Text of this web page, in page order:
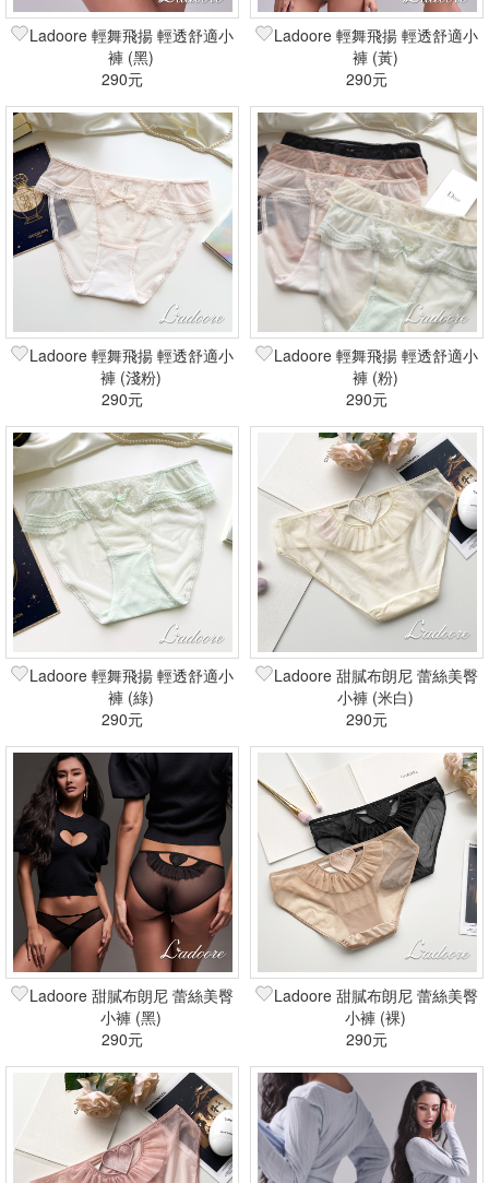
Ladoore 輕舞飛揚 輕透舒適小
褲 (黑)
290元
Ladoore 輕舞飛揚 輕透舒適小
褲 (黃)
290元
Ladoore 輕舞飛揚 輕透舒適小
褲 (淺粉)
290元
Ladoore 輕舞飛揚 輕透舒適小
褲 (粉)
290元
Ladoore 輕舞飛揚 輕透舒適小
褲 (綠)
290元
Ladoore 甜膩布朗尼 蕾絲美臀
小褲 (米白)
290元
Ladoore 甜膩布朗尼 蕾絲美臀
小褲 (黑)
290元
Ladoore 甜膩布朗尼 蕾絲美臀
小褲 (裸)
290元